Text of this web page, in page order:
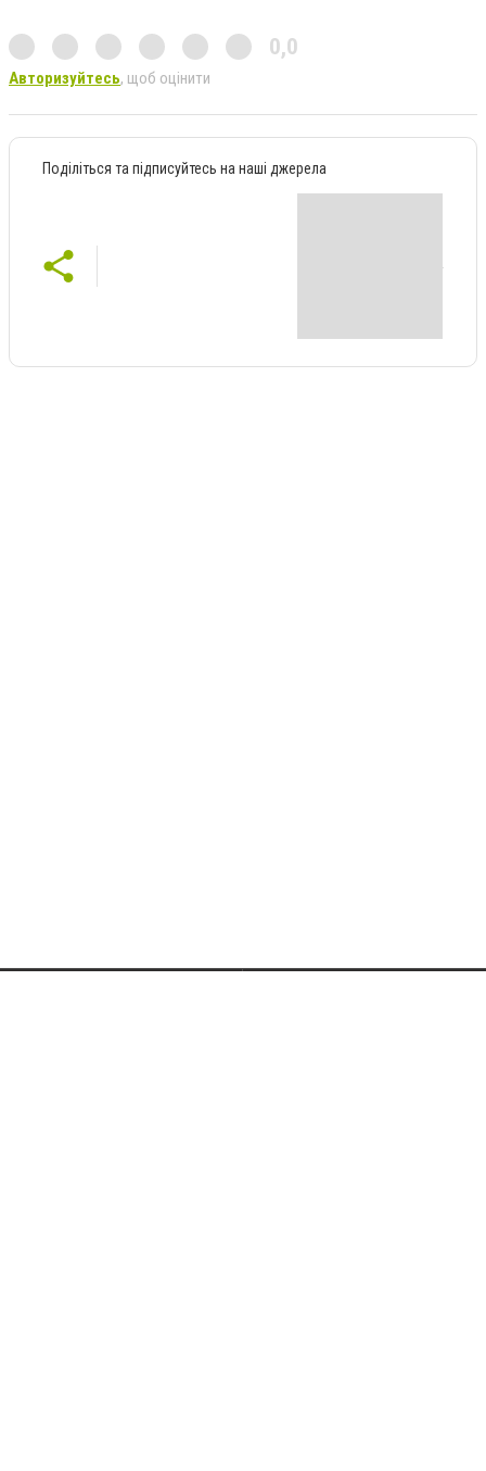
0,0
Авторизуйтесь, щоб оцінити
Поділіться та підписуйтесь на наші джерела